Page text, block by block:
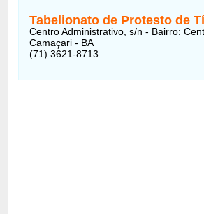
Tabelionato de Protesto de
Centro Administrativo, s/n - Bairro:
Camaçari - BA
(71) 3621-8713